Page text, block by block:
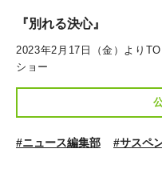
『別れる決心』
2023年2月17日（金）より
ショー
#ニュース編集部 #サスペ